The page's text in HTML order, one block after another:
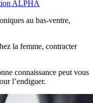
ALPHA
au bas-ventre,
la femme, contracter
connaissance peut vous
l’endiguer.